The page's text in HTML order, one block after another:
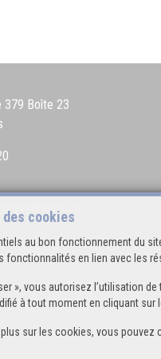
cookies
au bon fonctionnement du
fonctionnalités en lien avec les
», vous autorisez l’utilisation
à tout moment en cliquant sur
sur les cookies, vous pouvez
379 Boîte 23